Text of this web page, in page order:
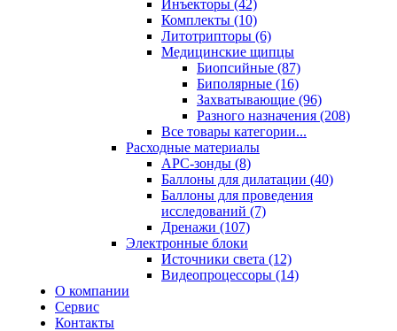
Инъекторы (42)
Комплекты (10)
Литотрипторы (6)
Медицинские щипцы
Биопсийные (87)
Биполярные (16)
Захватывающие (96)
Разного назначения (208)
Все товары категории...
Расходные материалы
АРС-зонды (8)
Баллоны для дилатации (40)
Баллоны для проведения
исследований (7)
Дренажи (107)
Электронные блоки
Источники света (12)
Видеопроцессоры (14)
О компании
Сервис
Контакты